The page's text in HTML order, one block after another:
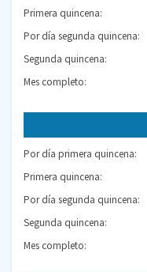
Primera quincena:
Por día segunda quincena:
Segunda quincena:
Mes completo:
Por día primera quincena:
Primera quincena:
Por día segunda quincena:
Segunda quincena:
Mes completo: